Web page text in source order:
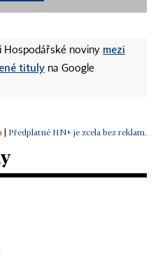
Hospodářské noviny mezi
tituly na Google
Předplatné HN+ je zcela bez reklam.